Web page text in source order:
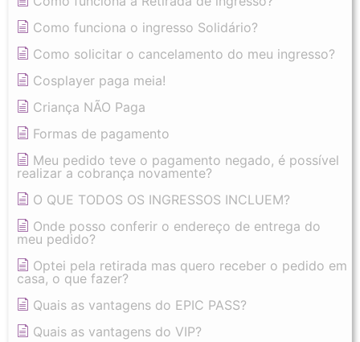
Como funciona o ingresso Solidário?
Como solicitar o cancelamento do meu ingresso?
Cosplayer paga meia!
Criança NÃO Paga
Formas de pagamento
Meu pedido teve o pagamento negado, é possível
realizar a cobrança novamente?
O QUE TODOS OS INGRESSOS INCLUEM?
Onde posso conferir o endereço de entrega do
meu pedido?
Optei pela retirada mas quero receber o pedido em
casa, o que fazer?
Quais as vantagens do EPIC PASS?
Quais as vantagens do VIP?